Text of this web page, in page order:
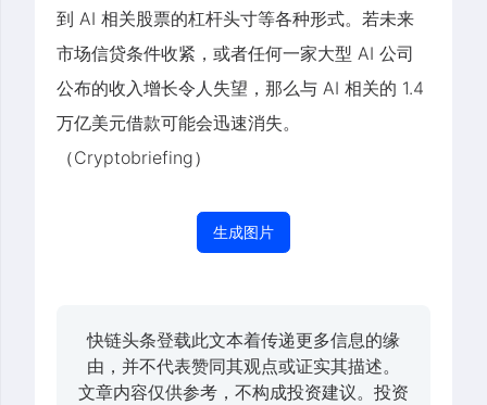
到 AI 相关股票的杠杆头寸等各种形式。若未来
市场信贷条件收紧，或者任何一家大型 AI 公司
公布的收入增长令人失望，那么与 AI 相关的 1.4
万亿美元借款可能会迅速消失。
（Cryptobriefing）
生成图片
快链头条登载此文本着传递更多信息的缘
由，并不代表赞同其观点或证实其描述。
文章内容仅供参考，不构成投资建议。投资